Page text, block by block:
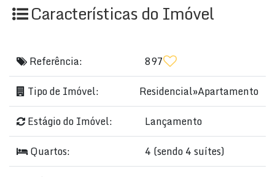
Características do Imóvel
Referência:
897
Tipo de Imóvel:
Residencial»Apartamento
Estágio do Imóvel:
Lançamento
Quartos:
4 (sendo 4 suítes)